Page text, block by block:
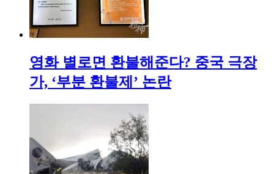
영화 별로면 환불해준다? 중국 극장
가, ‘부분 환불제’ 논란